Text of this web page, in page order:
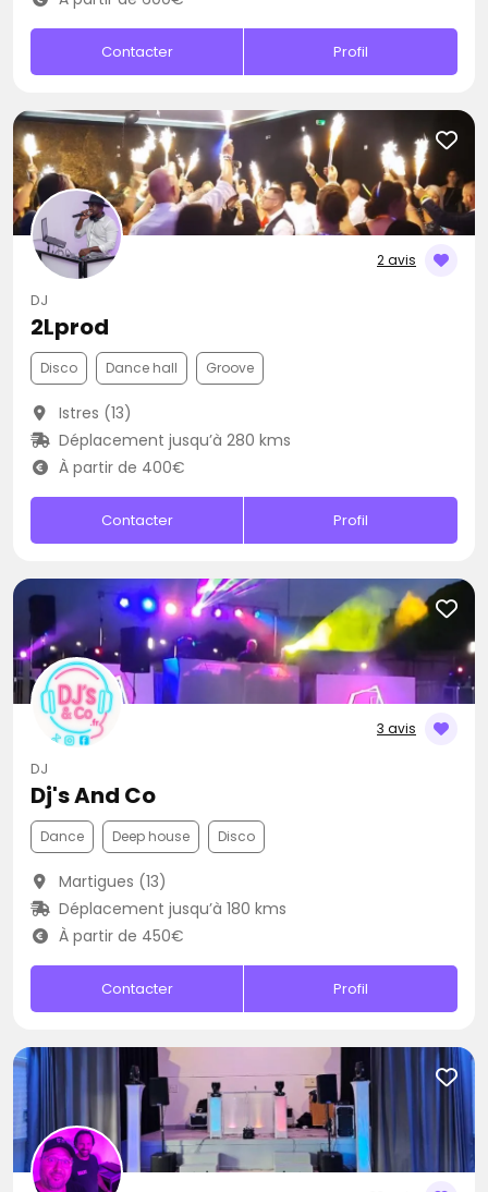
Contacter Profil
2 avis
DJ
2Lprod
Disco Dance hall Groove
Istres (13)
Déplacement jusqu’à 280 kms
À partir de 400€
Contacter Profil
3 avis
DJ
Dj's And Co
Dance Deep house Disco
Martigues (13)
Déplacement jusqu’à 180 kms
À partir de 450€
Contacter Profil